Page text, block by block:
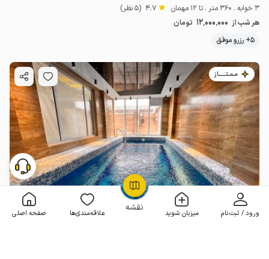
نقشه ورود / ثبت‌نام میزبان شوید علاقه‌مندی‌ها صفحه اصلی
OpenStreetMap
3 خوابه . 360 متر . تا 12 مهمان 4.7 (5 نظر)
هر شب از 12٬000٬000 تومان
5+ رزرو موفق
مـمـتــــــاز